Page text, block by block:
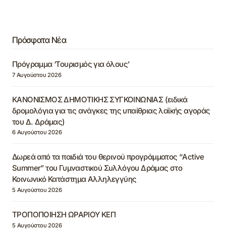
Πρόσφατα Νέα
Πρόγραμμα ‘Τουρισμός για όλους’
7 Αυγούστου 2026
ΚΑΝΟΝΙΣΜΟΣ ΔΗΜΟΤΙΚΗΣ ΣΥΓΚΟΙΝΩΝΙΑΣ (ειδικά
δρομολόγια για τις ανάγκες της υπαίθριας λαϊκής αγοράς
του Δ. Δράμας)
6 Αυγούστου 2026
Δωρεά από τα παιδιά του θερινού προγράμματος “Active
Summer” του Γυμναστικού Συλλόγου Δράμας στο
Κοινωνικό Κατάστημα Αλληλεγγύης
5 Αυγούστου 2026
ΤΡΟΠΟΠΟΙΗΣΗ ΩΡΑΡΙΟΥ ΚΕΠ
5 Αυγούστου 2026